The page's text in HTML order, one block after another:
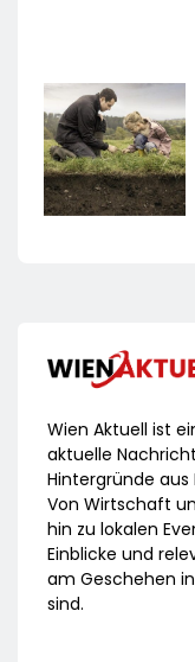
Wien Aktuell ist
aktuelle
Hintergründe
Von Wirtschaft
hin zu lokalen
Einblicke und
am Geschehen
sind.